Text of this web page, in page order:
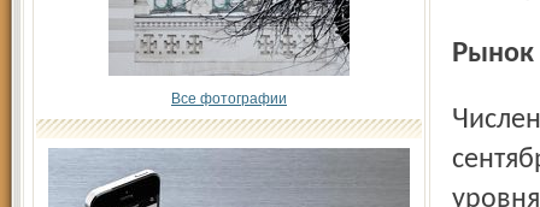
Все фотографии
Численность занятых в экономике области в январе –